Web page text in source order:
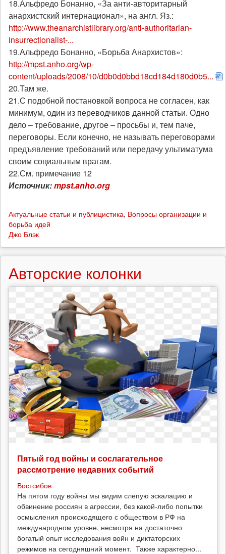
18.Альфредо Бонанно, «За анти-авторитарный
анархистский интернационал», на англ. Яз.:
http://www.theanarchistlibrary.org/anti-authoritarian-
insurrectionalist-...
19.Альфредо Бонанно, «Борьба Анархистов»:
http://mpst.anho.org/wp-
content/uploads/2008/10/d0b0d0bbd18cd184d180d0b5...
20.Там же.
21.С подобной постановкой вопроса не согласен, как
минимум, один из переводчиков данной статьи. Одно
дело – требование, другое – просьбы и, тем паче,
переговоры. Если конечно, не называть переговорами
предъявление требований или передачу ультиматума
своим социальным врагам.
22.См. примечание 12
Источник:mpst.anho.org
Актуальные статьи и публицистика, Вопросы организации и
борьба идей
Джо Блэк
Авторские колонки
Пятый год войны и сослагательное
рассмотрение недавних событий
Востсибов
На пятом году войны мы видим слепую эскалацию и
обвинение россиян в агрессии, без какой-либо попытки
осмысления происходящего с обществом в РФ на
международном уровне, несмотря на достаточно
богатый опыт исследования войн и диктаторских
режимов на сегодняшний момент. Также характерно...